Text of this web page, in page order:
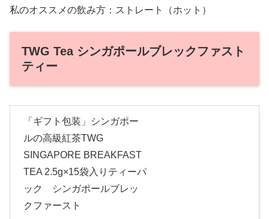
私のオススメの飲み方：ストレート（ホット）
TWG Tea シンガポールブレックファスト
ティー
「ギフト包装」シンガポー
ルの高級紅茶TWG
SINGAPORE BREAKFAST
TEA 2.5g×15袋入りティーパ
ック シンガポールブレッ
クファースト